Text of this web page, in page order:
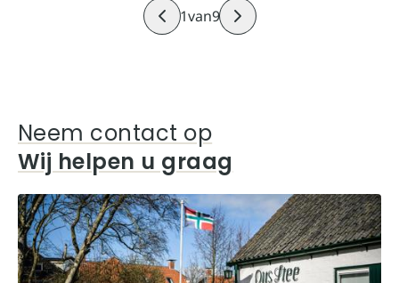
1van9
Neem contact op
Wij helpen u graag